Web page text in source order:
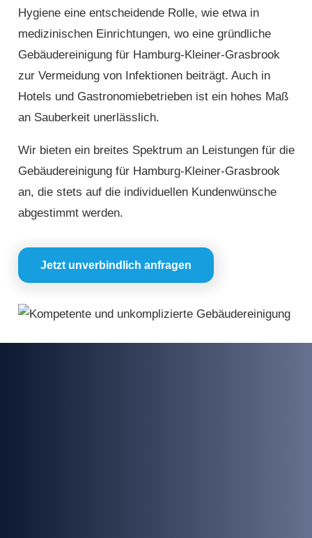
Hygiene eine entscheidende Rolle, wie etwa in
medizinischen Einrichtungen, wo eine gründliche
Gebäudereinigung für Hamburg-Kleiner-Grasbrook
zur Vermeidung von Infektionen beiträgt. Auch in
Hotels und Gastronomiebetrieben ist ein hohes Maß
an Sauberkeit unerlässlich.
Wir bieten ein breites Spektrum an Leistungen für die
Gebäudereinigung für Hamburg-Kleiner-Grasbrook
an, die stets auf die individuellen Kundenwünsche
abgestimmt werden.
Jetzt unverbindlich anfragen